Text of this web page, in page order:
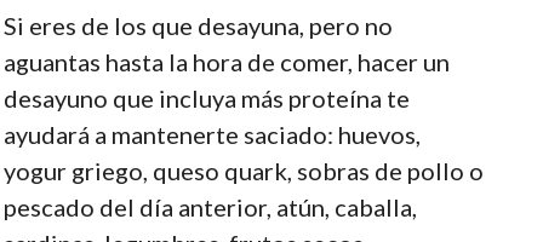
Si eres de los que desayuna, pero no
aguantas hasta la hora de comer, hacer un
desayuno que incluya más proteína te
ayudará a mantenerte saciado: huevos,
yogur griego, queso quark, sobras de pollo o
pescado del día anterior, atún, caballa,